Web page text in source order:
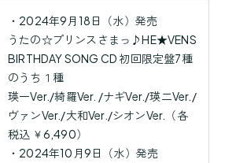
・ 2024年9 月 18 日（水）発売
うたの☆プリンスさまっ♪HE★VENS
BIRTHDAY SONG CD 初回限定盤7種
のうち１種
瑛一Ver./綺羅Ver. /ナギVer./瑛二Ver./
ヴァンVer./大和Ver./シオンVer.（各
税込 ￥6,490）
・ 2024年10 月9 日（水）発売